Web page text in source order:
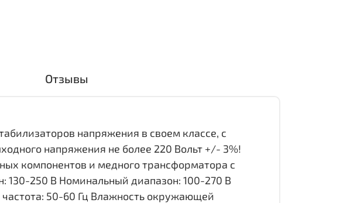
Отзывы
напряжения в своем классе, с
напряжения не более 220 Вольт +/- 3%!
компонентов и медного трансформатора с
250 В Номинальный диапазон: 100-270 В
50-60 Гц Влажность окружающей